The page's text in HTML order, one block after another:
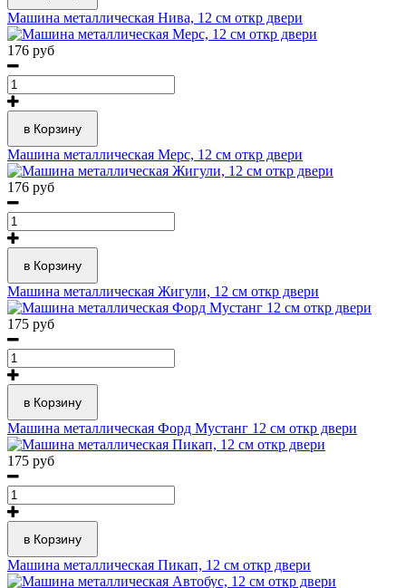
Машина металлическая Нива, 12 см откр двери
176 руб
в Корзину
Машина металлическая Мерс, 12 см откр двери
176 руб
в Корзину
Машина металлическая Жигули, 12 см откр двери
175 руб
в Корзину
Машина металлическая Форд Мустанг 12 см откр двери
175 руб
в Корзину
Машина металлическая Пикап, 12 см откр двери